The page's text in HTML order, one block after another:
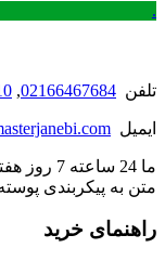
.
تلفن 02166467684
,
ایمیل
ما 24
متن به پیکربندی
راهنمای خرید